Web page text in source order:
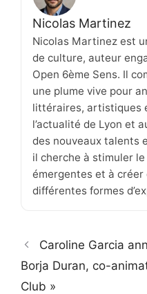
Nicolas Martinez
Nicolas Martinez est
de culture, auteur
Open 6ème Sens. Il
une plume vive pour
littéraires, artistiques
l’actualité de Lyon et
des nouveaux talents
il cherche à stimuler
émergentes et à
différentes formes
Caroline Garcia
Borja Duran, co-
Club »